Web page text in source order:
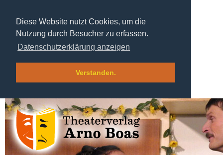
Diese Website nutzt Cookies, um die
Nutzung durch Besucher zu erfassen.
Datenschutzerklärung anzeigen
Verstanden.